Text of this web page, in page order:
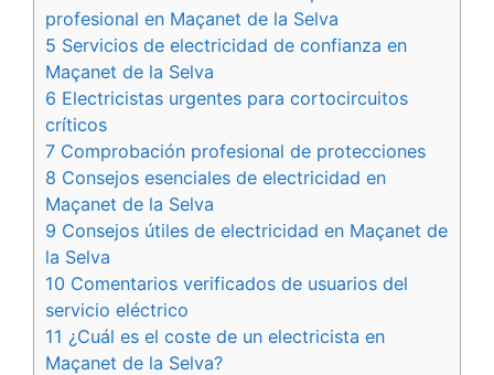
profesional en Maçanet de la Selva
5 Servicios de electricidad de confianza en
Maçanet de la Selva
6 Electricistas urgentes para cortocircuitos
críticos
7 Comprobación profesional de protecciones
8 Consejos esenciales de electricidad en
Maçanet de la Selva
9 Consejos útiles de electricidad en Maçanet de
la Selva
10 Comentarios verificados de usuarios del
servicio eléctrico
11 ¿Cuál es el coste de un electricista en
Maçanet de la Selva?